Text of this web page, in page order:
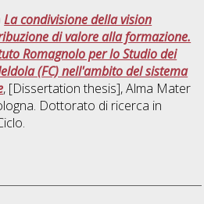
La condivisione della vision
di valore alla formazione.
Romagnolo per lo Studio dei
(FC) nell'ambito del sistema
, [Dissertation thesis], Alma Mater
Dottorato di ricerca in